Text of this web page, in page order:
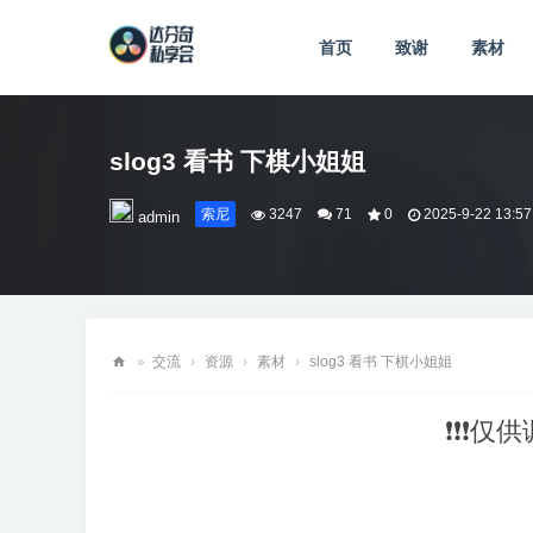
首页 致谢 素材
slog3 看书 下棋小姐姐
admin 索尼 3247 71 0 2025-9-22 13:57
» 交流 › 资源 › 素材 › slog3 看书 下棋小姐姐
❗❗❗仅